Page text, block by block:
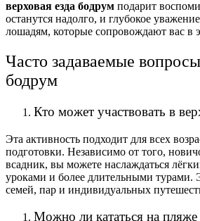
верховая езда бодрум подарит
останутся надолго, и глубокое
лошадям, которые сопровождают вас в
Часто задаваемые вопросы
бодрум
Кто может участвовать в
Эта активность подходит для всех
подготовки. Независимо от того,
всадник, вы можете наслаждаться
уроками и более длительными турами.
семей, пар и индивидуальных
Можно ли кататься на пляже